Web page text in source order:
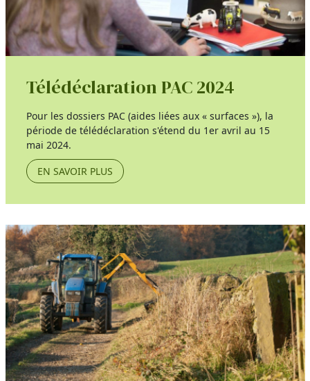
Télédéclaration PAC 2024
Pour les dossiers PAC (aides liées aux « surfaces »), la
période de télédéclaration s'étend du 1er avril au 15
mai 2024.
EN SAVOIR PLUS